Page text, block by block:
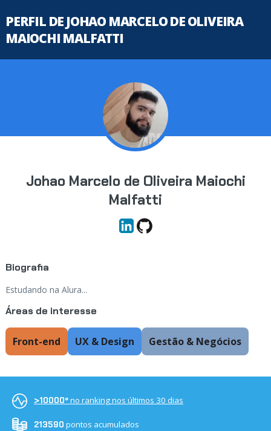
PERFIL DE JOHAO MARCELO DE OLIVEIRA
MAIOCHI MALFATTI
Johao Marcelo de Oliveira Maiochi
Malfatti
Biografia
Estudando na Alura...
Áreas de interesse
Front-end UX & Design Gestão & Negócios
>10000ºno ranking nos últimos 30 dias
213590 pontos acumulados